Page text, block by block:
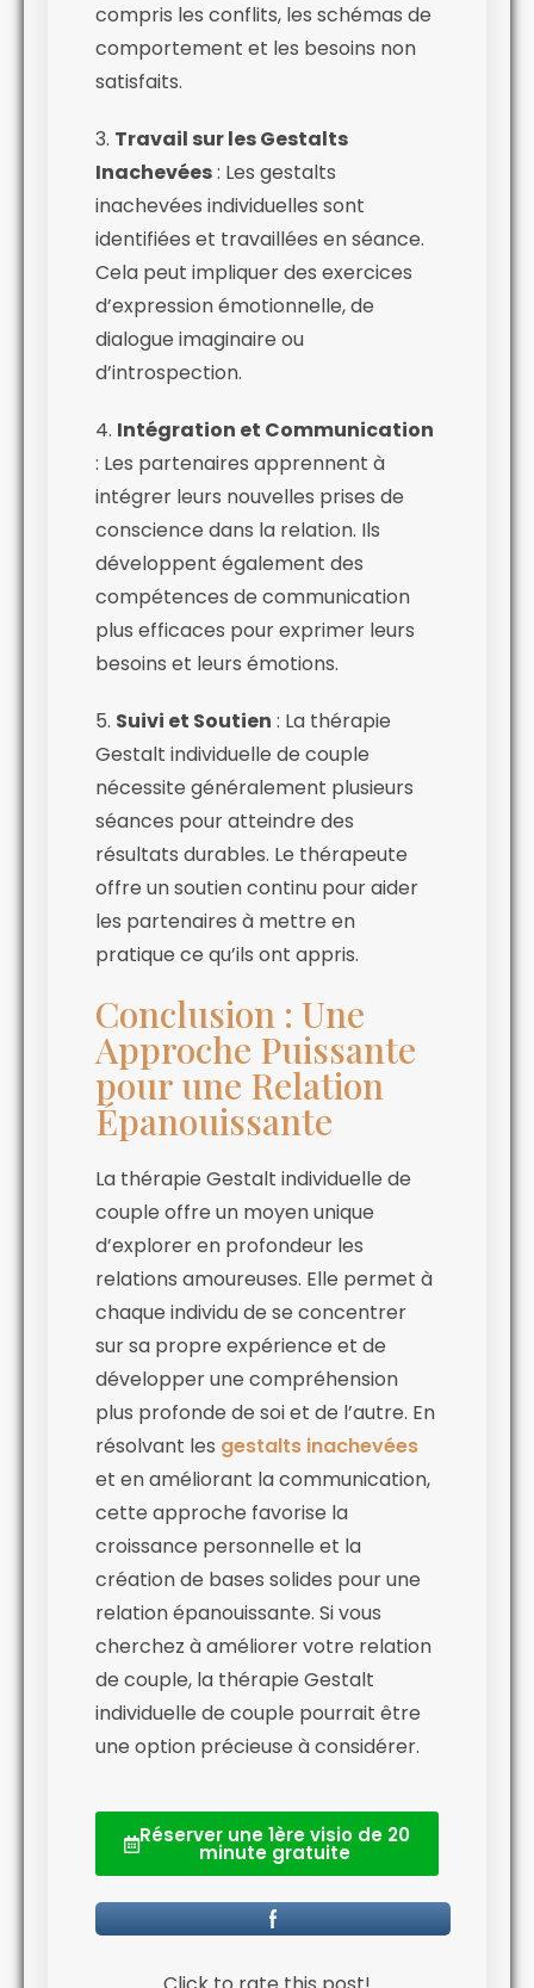
compris les conflits, les schémas de
comportement et les besoins non
satisfaits.
3. Travail sur les Gestalts
Inachevées: Les gestalts
inachevées individuelles sont
identifiées et travaillées en séance.
Cela peut impliquer des exercices
d’expression émotionnelle, de
dialogue imaginaire ou
d’introspection.
4. Intégration et Communication
: Les partenaires apprennent à
intégrer leurs nouvelles prises de
conscience dans la relation. Ils
développent également des
compétences de communication
plus efficaces pour exprimer leurs
besoins et leurs émotions.
5. Suivi et Soutien : La thérapie
Gestalt individuelle de couple
nécessite généralement plusieurs
séances pour atteindre des
résultats durables. Le thérapeute
offre un soutien continu pour aider
les partenaires à mettre en
pratique ce qu’ils ont appris.
Conclusion : Une
Approche Puissante
pour une Relation
Épanouissante
La thérapie Gestalt individuelle de
couple offre un moyen unique
d’explorer en profondeur les
relations amoureuses. Elle permet à
chaque individu de se concentrer
sur sa propre expérience et de
développer une compréhension
plus profonde de soi et de l’autre. En
résolvant les gestalts inachevées
et en améliorant la communication,
cette approche favorise la
croissance personnelle et la
création de bases solides pour une
relation épanouissante. Si vous
cherchez à améliorer votre relation
de couple, la thérapie Gestalt
individuelle de couple pourrait être
une option précieuse à considérer.
Réserver une 1ère visio de 20
minute gratuite